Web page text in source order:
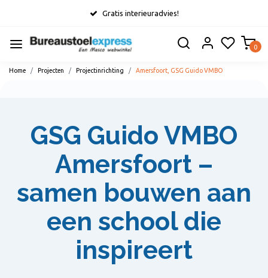
Gratis interieuradvies!
0
Home Projecten Projectinrichting Amersfoort, GSG Guido VMBO
GSG Guido VMBO
Amersfoort –
samen bouwen aan
een school die
inspireert